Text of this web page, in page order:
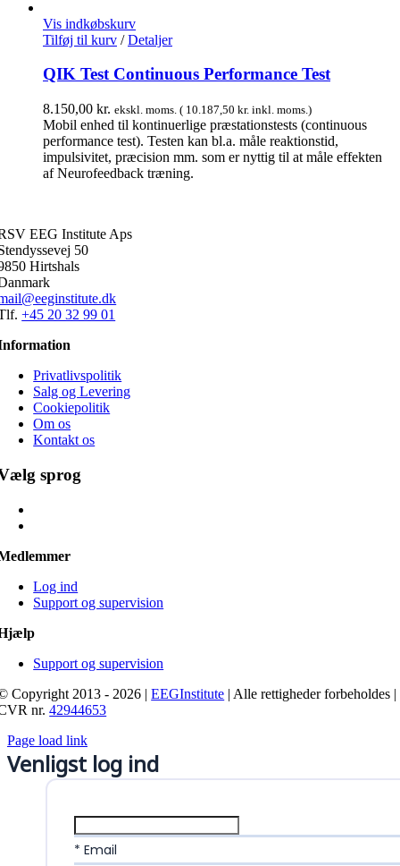
Vis indkøbskurv
Tilføj til kurv / Detaljer
QIK Test Continuous Performance Test
8.150,00 kr. ekskl. moms. ( 10.187,50 kr. inkl. moms.)
Mobil enhed til kontinuerlige præstationstests (continuous
performance test). Testen kan bl.a. måle reaktionstid,
impulsivitet, præcision mm. som er nyttig til at måle effekten
af Neurofeedback træning.
EEG Institute Aps
50
Hirtshals
+45 20 32 99 01
Privatlivspolitik
Salg og Levering
Cookiepolitik
Om os
Kontakt os
sprog
Log ind
Support og supervision
Support og supervision
Copyright 2013 - 2026 |EEGInstitute | Alle rettigheder forbeholdes |
nr.42944653
Page load link
Venligst log ind
* Email